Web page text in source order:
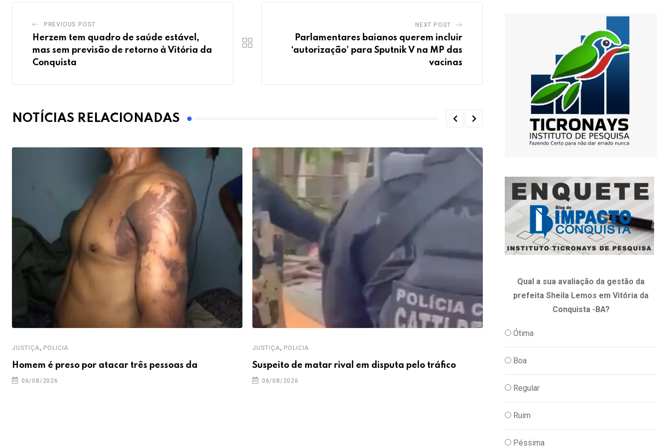
PREVIOUS POST
Herzem tem quadro de saúde estável,
mas sem previsão de retorno à Vitória da
Conquista
NEXT POST
Parlamentares baianos querem incluir
‘autorização’ para Sputnik V na MP das
vacinas
NOTÍCIAS RELACIONADAS
JUSTIÇA, POLICIA
Homem é preso por atacar três pessoas da
06/08/2026
JUSTIÇA, POLICIA
Suspeito de matar rival em disputa pelo tráfico
06/08/2026
JUSTIÇA,POLICIA
Quatro pessoas são presas suspeitas
organização
05/08/2026
Qual a sua avaliação da gestão da
prefeita Sheila Lemos em Vitória da
Conquista -BA?
Ótima
Boa
Regular
Ruim
Péssima